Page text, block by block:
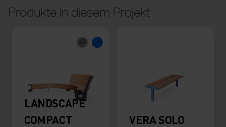
Produkte in diesem Projekt
LANDSCAPE
COMPACT
VERA SOLO